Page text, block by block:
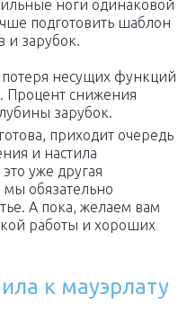
ноги одинаковой
подготовить шаблон
и зарубок.
несущих функций
Процент снижения
зарубок.
приходит очередь
и настила
уже другая
мы обязательно
А пока, желаем вам
работы и хороших
к мауэрлату